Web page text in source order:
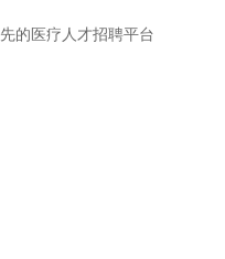
的医疗人才招聘平台